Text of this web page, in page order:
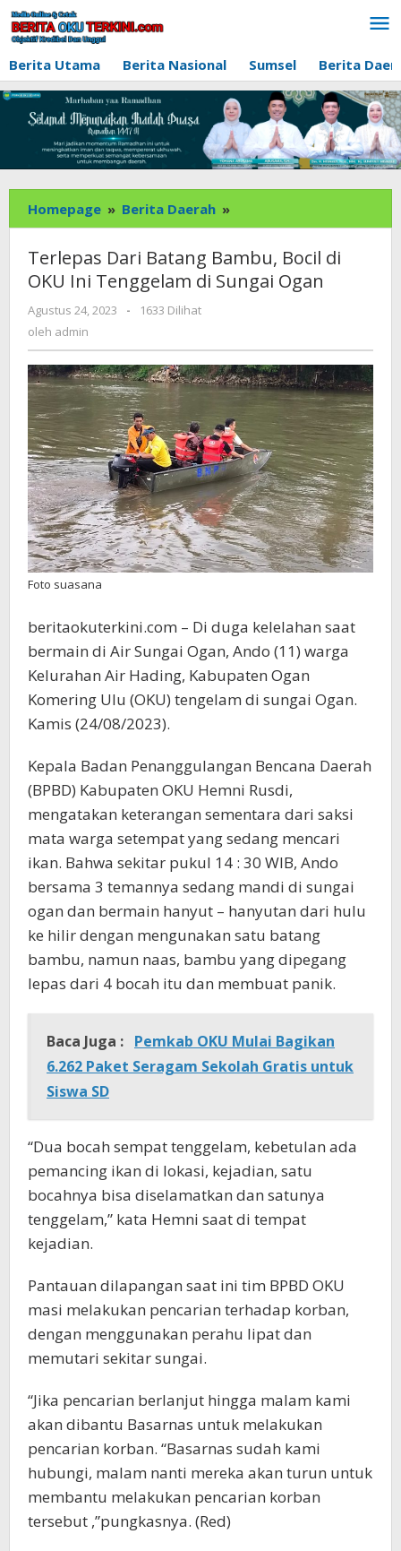
Lewati
ke
konten
Berita Utama
Berita Nasional Sumsel Berita
Homepage » Berita Daerah »
Dari
Batang
Bambu,
Bocil
Ini
Tenggelam
di
Sungai
Ogan
Terlepas Dari Batang Bambu, Bocil di
OKU Ini Tenggelam di Sungai Ogan
Agustus 24, 2023
oleh
-
1633 Dilihat
oleh admin
Foto suasana
beritaokuterkini.com – Di duga kelelahan saat
bermain di Air Sungai Ogan, Ando (11) warga
Kelurahan Air Hading, Kabupaten Ogan
Komering Ulu (OKU) tengelam di sungai Ogan.
Kamis (24/08/2023).
Kepala Badan Penanggulangan Bencana Daerah
(BPBD) Kabupaten OKU Hemni Rusdi,
mengatakan keterangan sementara dari saksi
mata warga setempat yang sedang mencari
ikan. Bahwa sekitar pukul 14 : 30 WIB, Ando
bersama 3 temannya sedang mandi di sungai
ogan dan bermain hanyut – hanyutan dari hulu
ke hilir dengan mengunakan satu batang
bambu, namun naas, bambu yang dipegang
lepas dari 4 bocah itu dan membuat panik.
Baca Juga : Pemkab OKU Mulai Bagikan
6.262 Paket Seragam Sekolah Gratis untuk
Siswa SD
“Dua bocah sempat tenggelam, kebetulan ada
pemancing ikan di lokasi, kejadian, satu
bocahnya bisa diselamatkan dan satunya
tenggelam,” kata Hemni saat di tempat
kejadian.
Pantauan dilapangan saat ini tim BPBD OKU
masi melakukan pencarian terhadap korban,
dengan menggunakan perahu lipat dan
memutari sekitar sungai.
“Jika pencarian berlanjut hingga malam kami
akan dibantu Basarnas untuk melakukan
pencarian korban. “Basarnas sudah kami
hubungi, malam nanti mereka akan turun untuk
membantu melakukan pencarian korban
tersebut ,”pungkasnya. (Red)